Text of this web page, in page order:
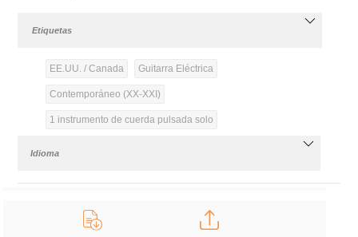
Etiquetas
EE.UU. / Canada Guitarra Eléctrica
Contemporáneo (XX-XXI)
1 instrumento de cuerda pulsada solo
Idioma